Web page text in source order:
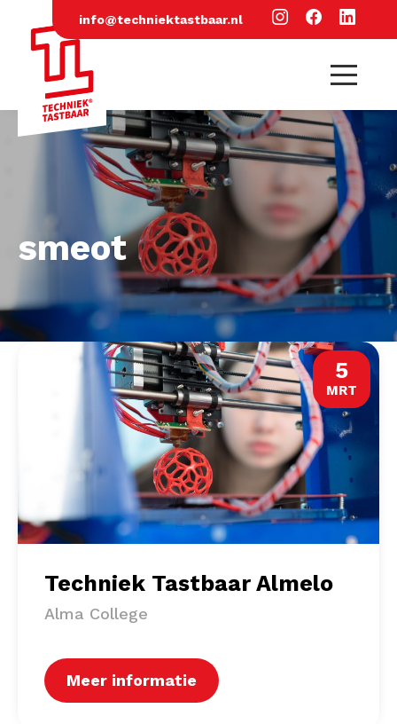
info@techniektastbaar.nl
smeot
5
MRT
Techniek Tastbaar Almelo
Alma College
Meer informatie